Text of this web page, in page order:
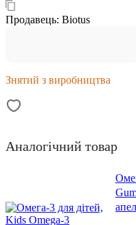
Продавець: Biotus
Знятий з виробництва
Аналогічний товар